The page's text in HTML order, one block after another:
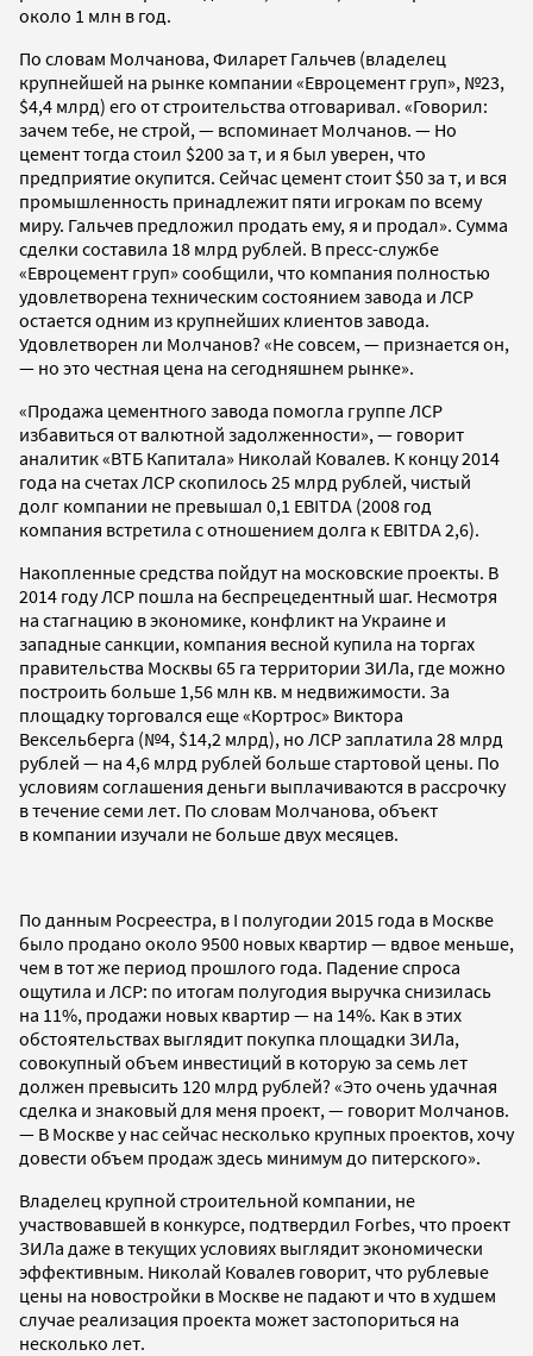
около 1 млн в год.
По словам Молчанова, Филарет Гальчев (владелец
крупнейшей на рынке компании «Евроцемент груп», №23,
$4,4 млрд) его от строительства отговаривал. «Говорил:
зачем тебе, не строй, — вспоминает Молчанов. — Но
цемент тогда стоил $200 за т, и я был уверен, что
предприятие окупится. Сейчас цемент стоит $50 за т, и вся
промышленность принадлежит пяти игрокам по всему
миру. Гальчев предложил продать ему, я и продал». Сумма
сделки составила 18 млрд рублей. В пресс-службе
«Евроцемент груп» сообщили, что компания полностью
удовлетворена техническим состоянием завода и ЛСР
остается одним из крупнейших клиентов завода.
Удовлетворен ли Молчанов? «Не совсем, — признается он,
— но это честная цена на сегодняшнем рынке».
«Продажа цементного завода помогла группе ЛСР
избавиться от валютной задолженности», — говорит
аналитик «ВТБ Капитала» Николай Ковалев. К концу 2014
года на счетах ЛСР скопилось 25 млрд рублей, чистый
долг компании не превышал 0,1 EBITDA (2008 год
компания встретила с отношением долга к EBITDA 2,6).
Накопленные средства пойдут на московские проекты. В
2014 году ЛСР пошла на беспрецедентный шаг. Несмотря
на стагнацию в экономике, конфликт на Украине и
западные санкции, компания весной купила на торгах
правительства Москвы 65 га территории ЗИЛа, где можно
построить больше 1,56 млн кв. м недвижимости. За
площадку торговался еще «Кортрос» Виктора
Вексельберга (№4, $14,2 млрд), но ЛСР заплатила 28 млрд
рублей — на 4,6 млрд рублей больше стартовой цены. По
условиям соглашения деньги выплачиваются в рассрочку
в течение семи лет. По словам Молчанова, объект
в компании изучали не больше двух месяцев.
По данным Росреестра, в I полугодии 2015 года в Москве
было продано около 9500 новых квартир — вдвое меньше,
чем в тот же период прошлого года. Падение спроса
ощутила и ЛСР: по итогам полугодия выручка снизилась
на 11%, продажи новых квартир — на 14%. Как в этих
обстоятельствах выглядит покупка площадки ЗИЛа,
совокупный объем инвестиций в которую за семь лет
должен превысить 120 млрд рублей? «Это очень удачная
сделка и знаковый для меня проект, — говорит Молчанов.
— В Москве у нас сейчас несколько крупных проектов, хочу
довести объем продаж здесь минимум до питерского».
Владелец крупной строительной компании, не
участвовавшей в конкурсе, подтвердил Forbes, что проект
ЗИЛа даже в текущих условиях выглядит экономически
эффективным. Николай Ковалев говорит, что рублевые
цены на новостройки в Москве не падают и что в худшем
случае реализация проекта может застопориться на
несколько лет.